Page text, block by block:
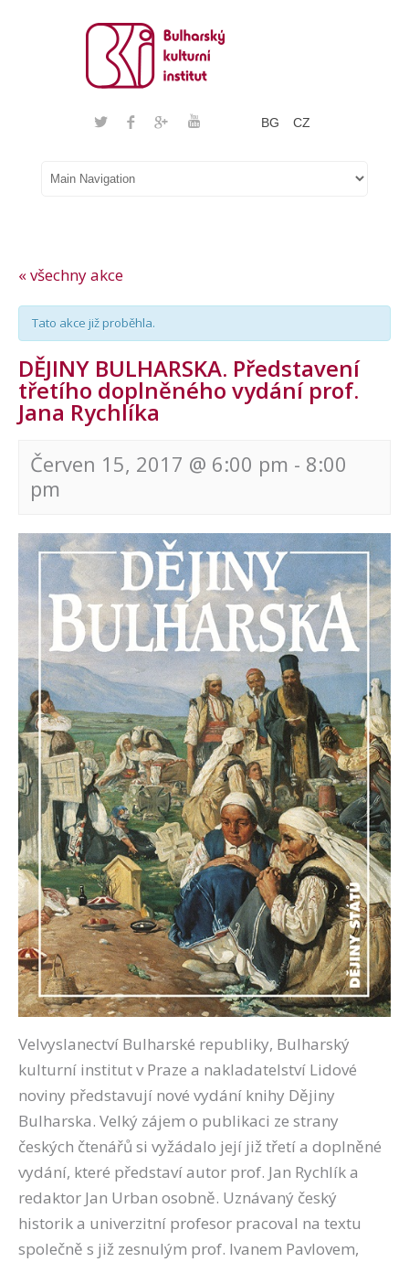
BG CZ
« všechny akce
Tato akce již proběhla.
DĚJINY BULHARSKA. Představení
třetího doplněného vydání prof.
Jana Rychlíka
Červen 15, 2017 @ 6:00 pm - 8:00
pm
Navigace
pro
akce
Velvyslanectví Bulharské republiky, Bulharský
kulturní institut v Praze a nakladatelství Lidové
noviny představují nové vydání knihy Dějiny
Bulharska. Velký zájem o publikaci ze strany
českých čtenářů si vyžádalo její již třetí a doplněné
vydání, které představí autor prof. Jan Rychlík a
redaktor Jan Urban osobně. Uznávaný český
historik a univerzitní profesor pracoval na textu
společně s již zesnulým prof. Ivanem Pavlovem,